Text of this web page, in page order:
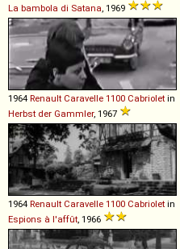
La bambola di Satana, 1969
1964 Renault Caravelle 1100 Cabriolet in
Herbst der Gammler, 1967
1964 Renault Caravelle 1100 Cabriolet in
Espions à l'affût, 1966